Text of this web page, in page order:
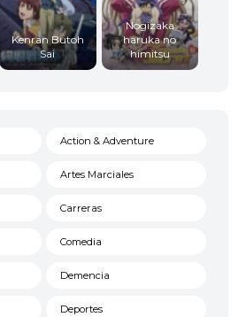
Kenran Butoh
Sai
Nogizaka
haruka no
himitsu
Action & Adventure
Artes Marciales
Carreras
Comedia
Demencia
Deportes